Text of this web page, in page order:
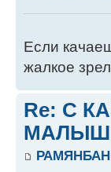
Если
жалкое
Re: С
МАЛЫШ
РАМЯНБАН